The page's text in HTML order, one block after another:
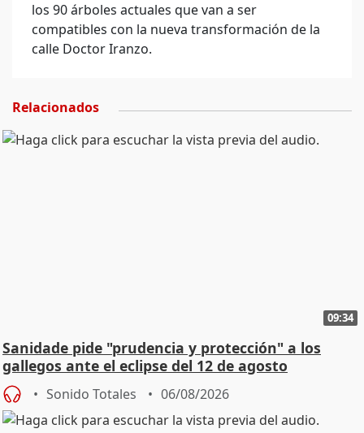
los 90 árboles actuales que van a ser
compatibles con la nueva transformación de la
calle Doctor Iranzo.
Relacionados
09:34
Sanidade pide "prudencia y protección" a los
gallegos ante el eclipse del 12 de agosto
Sonido Totales 06/08/2026